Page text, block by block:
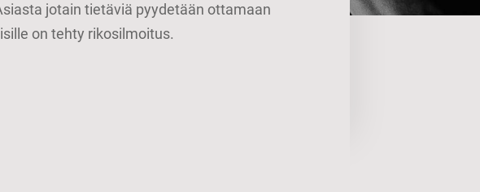
jotain tietäviä pyydetään ottamaan
on tehty rikosilmoitus.